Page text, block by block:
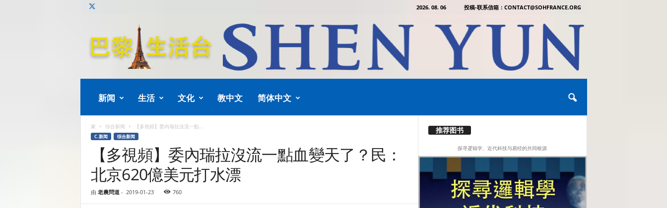
2026. 08. 06 投稿-联系信箱：CONTACT@SOHFRANCE.ORG
新闻 生活 文化 教中文 简体中文
家 综合新闻 【多視頻】委內瑞拉沒流一點...
C.新闻 综合新闻
【多視頻】委內瑞拉沒流一點血變天了？民：
北京620億美元打水漂
由 老農問道- 2019-01-23 760
推荐图书
探寻逻辑学、近代科技与易经的共同根源